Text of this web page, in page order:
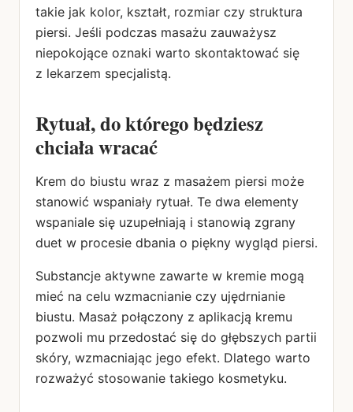
takie jak kolor, kształt, rozmiar czy struktura
piersi. Jeśli podczas masażu zauważysz
niepokojące oznaki warto skontaktować się
z lekarzem specjalistą.
Rytuał, do którego będziesz
chciała wracać
Krem do biustu wraz z masażem piersi może
stanowić wspaniały rytuał. Te dwa elementy
wspaniale się uzupełniają i stanowią zgrany
duet w procesie dbania o piękny wygląd piersi.
Substancje aktywne zawarte w kremie mogą
mieć na celu wzmacnianie czy ujędrnianie
biustu. Masaż połączony z aplikacją kremu
pozwoli mu przedostać się do głębszych partii
skóry, wzmacniając jego efekt. Dlatego warto
rozważyć stosowanie takiego kosmetyku.